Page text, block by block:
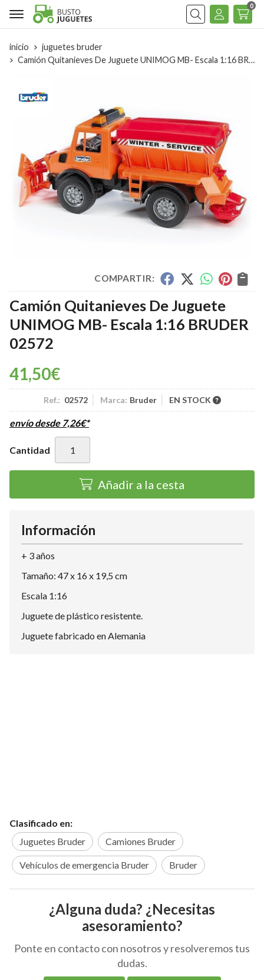
Buscar
0
inicio
juguetes bruder
Camión Quitanieves De Juguete UNIMOG MB- Escala 1:16 BRUDER 02572
COMPARTIR:
Camión Quitanieves De Juguete
UNIMOG MB- Escala 1:16 BRUDER
02572
41,50€
Ref.: 02572 Marca: Bruder EN STOCK
envío desde 7,26€*
Cantidad
Añadir a la cesta
Información
+ 3 años
Tamaño: 47 x 16 x 19,5 cm
Escala 1:16
Juguete de plástico resistente.
Juguete fabricado en Alemania
Clasificado en:
Juguetes Bruder
Camiones Bruder
Vehículos de emergencia Bruder Bruder
¿Alguna duda? ¿Necesitas
asesoramiento?
Ponte en contacto con nosotros y resolveremos tus
dudas.